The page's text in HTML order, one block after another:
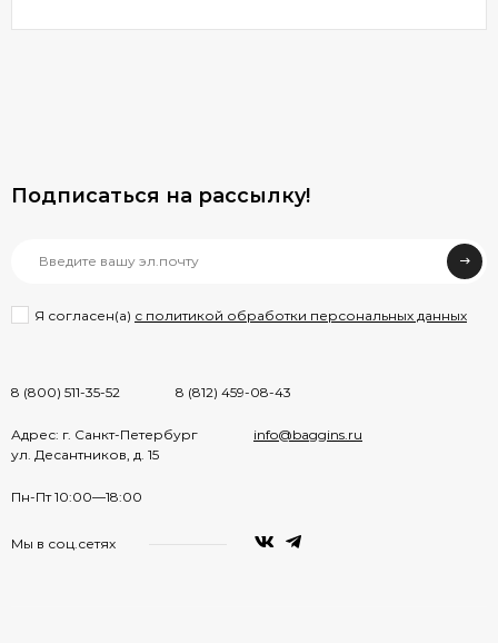
Подписаться на рассылкy!
Я согласен(a) с политикой обработки персональных данных
8 (800) 511-35-52 8 (812) 459-08-43
Адрес: г. Санкт-Петербург
ул. Десантников, д. 15
info@baggins.ru
Пн-Пт 10:00—18:00
Мы в соц.сетях